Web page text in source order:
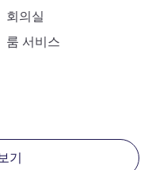
회의실
룸 서비스
기